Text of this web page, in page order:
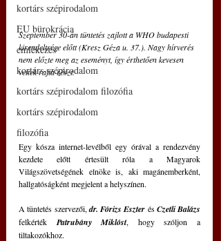
kortárs szépirodalom
EU bürokrácia
emlékezés
kortárs szépirodalom
kortárs szépirodalom filozófia
kortárs szépirodalom
filozófia
Szeptember 30-án tüntetés zajlott a WHO budapesti
kirendeltsége előtt (Kresz Géza u. 37.). Nagy hírverés
nem előzte meg az eseményt, így érthetően kevesen
vettek rajta részt.
Egy kósza internet-levélből egy órával a rendezvény
kezdete előtt értesült róla a Magyarok
Világszövetségének elnöke is, aki magánemberként,
hallgatóságként megjelent a helyszínen.
A tüntetés szervezői, dr. Fórizs Eszter és Czetli Balázs
felkérték Patrubány Miklóst, hogy szóljon a
tiltakozókhoz.